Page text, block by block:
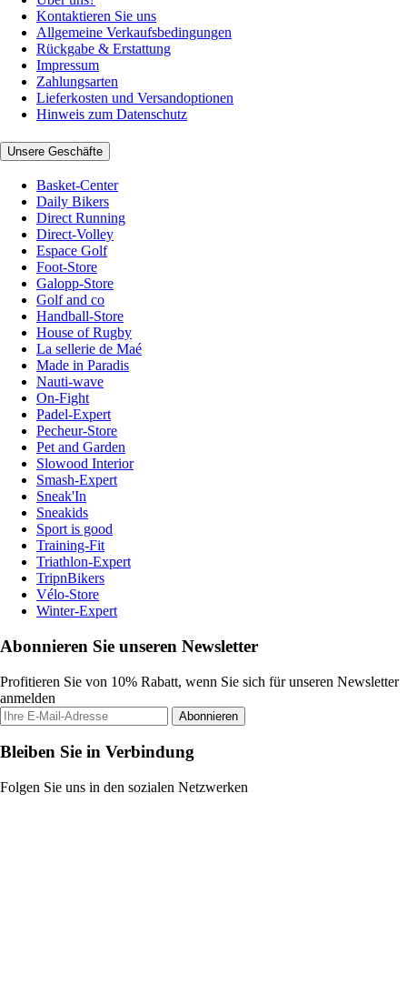
Kontaktieren Sie uns
Allgemeine Verkaufsbedingungen
Rückgabe & Erstattung
Impressum
Zahlungsarten
Lieferkosten und Versandoptionen
Hinweis zum Datenschutz
Unsere Geschäfte
Basket-Center
Daily Bikers
Direct Running
Direct-Volley
Espace Golf
Foot-Store
Galopp-Store
Golf and co
Handball-Store
House of Rugby
La sellerie de Maé
Made in Paradis
Nauti-wave
On-Fight
Padel-Expert
Pecheur-Store
Pet and Garden
Slowood Interior
Smash-Expert
Sneak'In
Sneakids
Sport is good
Training-Fit
Triathlon-Expert
TripnBikers
Vélo-Store
Winter-Expert
Abonnieren Sie unseren Newsletter
Profitieren Sie von 10% Rabatt, wenn Sie sich für unseren Newsletter
anmelden
Abonnieren
Bleiben Sie in Verbindung
Folgen Sie uns in den sozialen Netzwerken